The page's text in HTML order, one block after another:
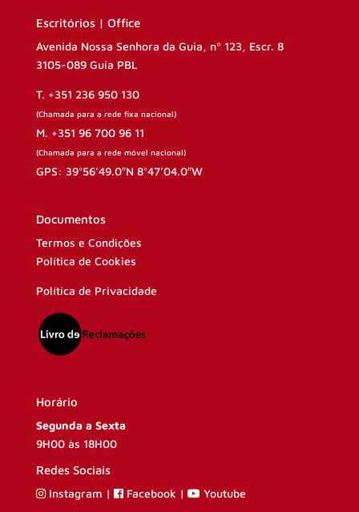
Escritórios | Office
Avenida Nossa Senhora da Guia, nº 123, Escr. 8
3105-089 Guia PBL
T. +351 236 950 130
(Chamada para a rede fixa nacional)
M. +351 96 700 96 11
(Chamada para a rede móvel nacional)
GPS: 39°56’49.0″N 8°47’04.0″W
Documentos
Termos e Condições
Política de Cookies
Política de Privacidade
Horário
Segunda a Sexta
9H00 às 18H00
Redes Sociais
Instagram | Facebook | Youtube